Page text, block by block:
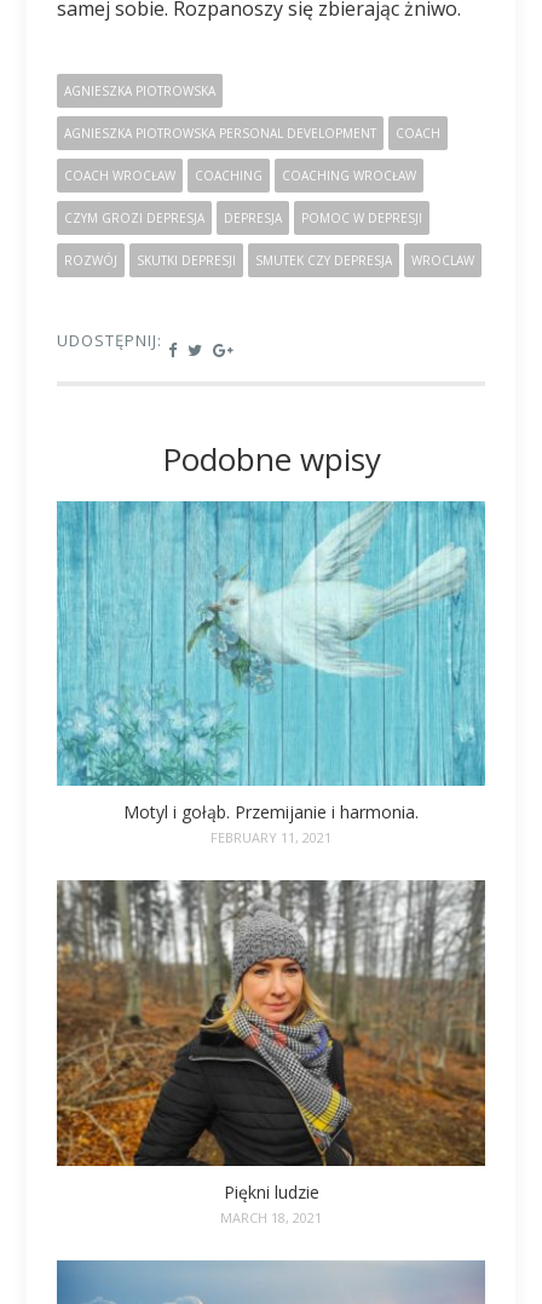
samej sobie. Rozpanoszy się zbierając żniwo.
AGNIESZKA PIOTROWSKA
AGNIESZKA PIOTROWSKA PERSONAL DEVELOPMENT COACH
COACH WROCŁAW COACHING COACHING WROCŁAW
CZYM GROZI DEPRESJA DEPRESJA POMOC W DEPRESJI
ROZWÓJ SKUTKI DEPRESJI SMUTEK CZY DEPRESJA WROCLAW
UDOSTĘPNIJ:
Podobne wpisy
Motyl i gołąb. Przemijanie i harmonia.
FEBRUARY 11, 2021
Piękni ludzie
MARCH 18, 2021